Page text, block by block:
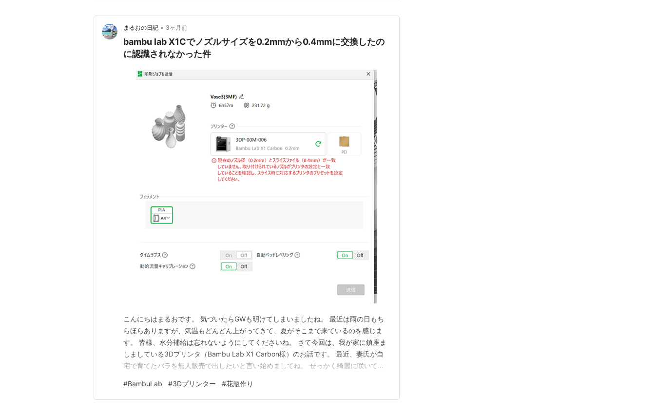
まるおの日記 • 3ヶ月前
bambu lab X1Cでノズルサイズを0.2mmから0.4mmに交換したの
に認識されなかった件
こんにちはまるおです。 気づいたらGWも明けてしまいましたね。 最近は雨の日もち
らほらありますが、気温もどんどん上がってきて、夏がそこまで来ているのを感じま
す。 皆様、水分補給は忘れないようにしてくださいね。 さて今回は、我が家に鎮座ま
しましている3Dプリンタ（Bambu Lab X1 Carbon様）のお話です。 最近、妻氏が自
宅で育てたバラを無人販売で出したいと言い始めましてね。 せっかく綺麗に咲いてい
はない。 いちいち買ってくるのも面倒。 さてどうしたもんかと。 そこで思い出したの
が、埃を被りつつあった3Dプリ…
#BambuLab #3Dプリンター #花瓶作り